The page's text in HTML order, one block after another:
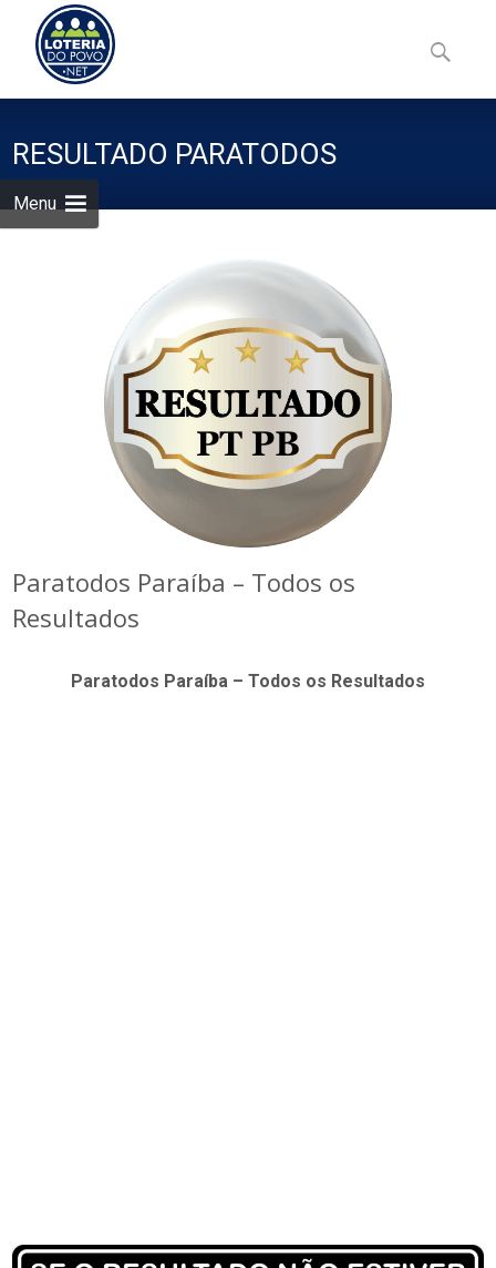
Menu
to
content
por:
RESULTADO PARATODOS
Paratodos Paraíba – Todos os
Resultados
Paratodos Paraíba – Todos os Resultados